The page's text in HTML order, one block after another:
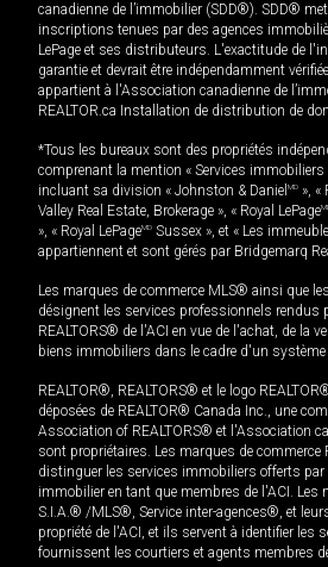
canadienne de l’immobilier (SDD®). SDD® met
inscriptions tenues par des agences
LePage et ses distributeurs. L'exactitude de
garantie et devrait être indépendamment
appartient à l'Association canadienne de
REALTOR.ca Installation de distribution de
*Tous les bureaux sont des propriétés
comprenant la mention « Services immobiliers
incluant sa division « Johnston & Daniel MD », «
Valley Real Estate, Brokerage », « Royal LePage
», « Royal LePageMD Sussex », et « Les
appartiennent et sont gérés par Bridgemarq
Les marques de commerce MLS® ainsi que
désignent les services professionnels rendus
REALTORS® de l'ACI en vue de l'achat, de la
biens immobiliers dans le cadre d'un système
REALTOR®, REALTORS® et le logo
déposées de REALTOR® Canada Inc., une
Association of REALTORS® et l'Association
sont propriétaires. Les marques de commerce
distinguer les services immobiliers offerts par
immobilier en tant que membres de l'ACI. Les
S.I.A.® /MLS®, Service inter-agences®, et
propriété de l'ACI, et ils servent à identifier les
fournissent les courtiers et agents membres